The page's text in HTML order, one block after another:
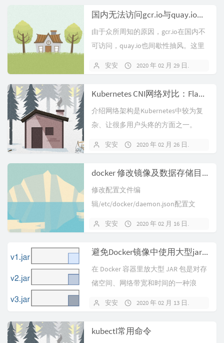
国内无法访问gcr.io与quay.io镜像问题
由于众所周知的原因，gcr.io在国内不
可访问，quay.io也间歇性抽风。这里
安安 2020 年 02 月 29 日
Kubernetes CNI网络对比：Flannel、Calico、Canal和Weave
介绍网络架构是Kubernetes中较为复
杂、让很多用户头疼的方面之一。
安安 2020 年 02 月 26 日
docker 修改镜像及数据存储目录
修改配置文件编
辑/etc/docker/daemon.json配置文
安安 2020 年 02 月 16 日
避免Docker镜像中使用大型jar包
在 Docker 容器里放大型 JAR 包是对存
储空间、网络带宽和时间的一种浪
安安 2020 年 02 月 13 日
kubectl常用命令